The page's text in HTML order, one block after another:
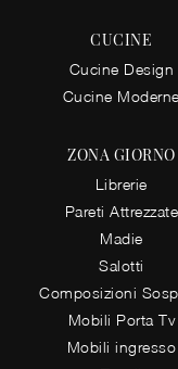
CUCINE
Cucine Design
Cucine Moderne
ZONA GIORNO
Librerie
Pareti Attrezzate
Madie
Salotti
Composizioni
Mobili Porta Tv
Mobili ingresso